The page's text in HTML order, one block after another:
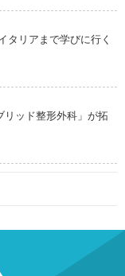
タリアまで学びに行く
ッド整形外科」が拓